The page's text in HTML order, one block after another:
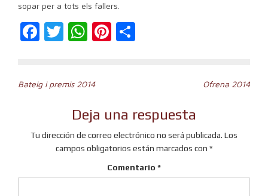
sopar per a tots els fallers.
Facebook
Twitter
WhatsApp
Pinterest
Navegación
entradas
Bateig i premis 2014 Ofrena 2014
Deja una respuesta
Tu dirección de correo electrónico no será publicada. Los
campos obligatorios están marcados con *
Comentario *